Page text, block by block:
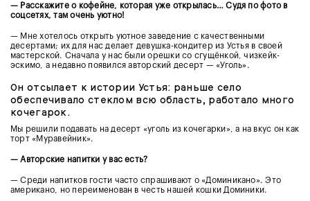
— Расскажите о кофейне, которая уже открылась… Судя по фото в
соцсетях, там очень уютно!
— Мне хотелось открыть уютное заведение с качественными
десертами; их для нас делает девушка-кондитер из Устья в своей
мастерской. Сначала у нас были орешки со сгущёнкой, чизкейк-
эскимо, а недавно появился авторский десерт — «Уголь».
Он отсылает к истории Устья: раньше село
обеспечивало стеклом всю область, работало много
кочегарок.
Мы решили подавать на десерт «уголь из кочегарки», а на вкус он как
торт «Муравейник».
— Авторские напитки у вас есть?
— Среди напитков гости часто спрашивают о «Доминикано». Это
американо, но переименован в честь нашей кошки Доминики.